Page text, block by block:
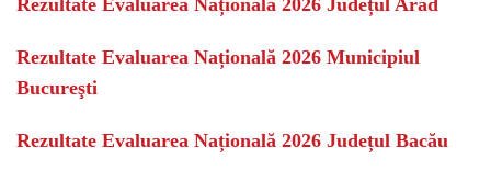
Rezultate Evaluarea Națională 2026 Județul Arad
Rezultate Evaluarea Națională 2026 Municipiul
Bucureşti
Rezultate Evaluarea Națională 2026 Județul Bacău